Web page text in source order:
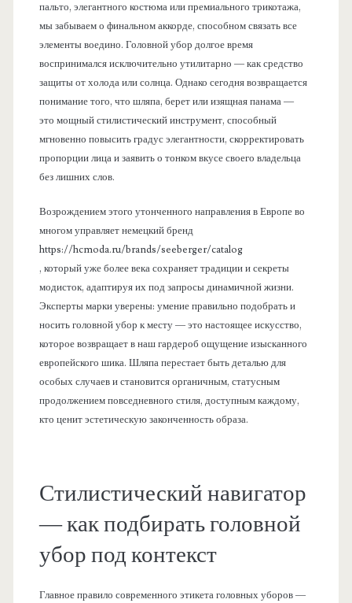
пальто, элегантного костюма или премиального трикотажа,
мы забываем о финальном аккорде, способном связать все
элементы воедино. Головной убор долгое время
воспринимался исключительно утилитарно — как средство
защиты от холода или солнца. Однако сегодня возвращается
понимание того, что шляпа, берет или изящная панама —
это мощный стилистический инструмент, способный
мгновенно повысить градус элегантности, скорректировать
пропорции лица и заявить о тонком вкусе своего владельца
без лишних слов.
Возрождением этого утонченного направления в Европе во
многом управляет немецкий бренд
https://hcmoda.ru/brands/seeberger/catalog
, который уже более века сохраняет традиции и секреты
модисток, адаптируя их под запросы динамичной жизни.
Эксперты марки уверены: умение правильно подобрать и
носить головной убор к месту — это настоящее искусство,
которое возвращает в наш гардероб ощущение изысканного
европейского шика. Шляпа перестает быть деталью для
особых случаев и становится органичным, статусным
продолжением повседневного стиля, доступным каждому,
кто ценит эстетическую законченность образа.
Стилистический навигатор
— как подбирать головной
убор под контекст
Главное правило современного этикета головных уборов —